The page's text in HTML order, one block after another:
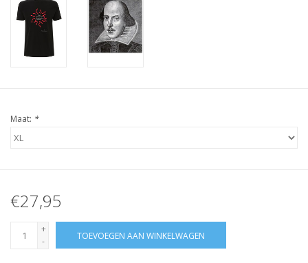
Maat: *
€27,95
+
-
TOEVOEGEN AAN WINKELWAGEN